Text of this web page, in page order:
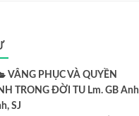
VÂNG PHỤC VÀ QUYỀN
TRONG ĐỜI TU Lm. GB Anh
SJ